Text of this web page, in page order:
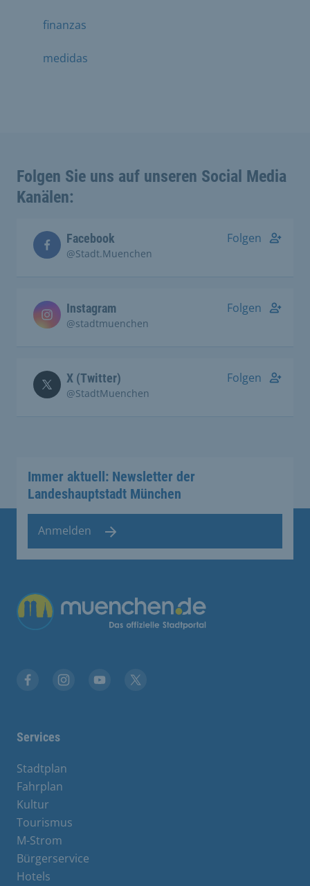
finanzas
medidas
Folgen Sie uns auf unseren Social Media
Kanälen:
Facebook
@Stadt.Muenchen
Folgen
Instagram
@stadtmuenchen
Folgen
X (Twitter)
@StadtMuenchen
Folgen
Immer aktuell: Newsletter der
Landeshauptstadt München
Anmelden
Übergreifende Links
Services
Stadtplan
Fahrplan
Kultur
Tourismus
M-Strom
Bürgerservice
Hotels